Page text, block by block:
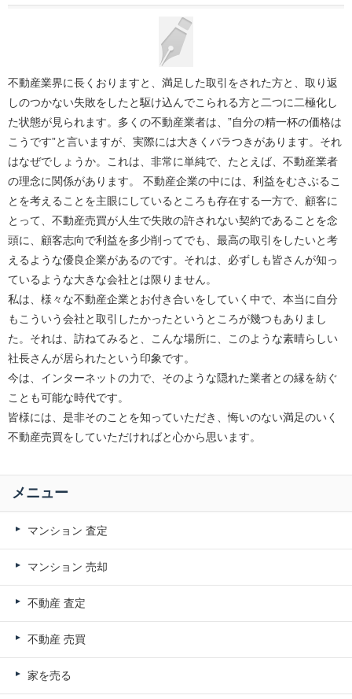
不動産業界に長くおりますと、満足した取引をされた方と、取り返
しのつかない失敗をしたと駆け込んでこられる方と二つに二極化し
た状態が見られます。多くの不動産業者は、”自分の精一杯の価格は
こうです”と言いますが、実際には大きくバラつきがあります。それ
はなぜでしょうか。これは、非常に単純で、たとえば、不動産業者
の理念に関係があります。 不動産企業の中には、利益をむさぶるこ
とを考えることを主眼にしているところも存在する一方で、顧客に
とって、不動産売買が人生で失敗の許されない契約であることを念
頭に、顧客志向で利益を多少削ってでも、最高の取引をしたいと考
えるような優良企業があるのです。それは、必ずしも皆さんが知っ
ているような大きな会社とは限りません。
私は、様々な不動産企業とお付き合いをしていく中で、本当に自分
もこういう会社と取引したかったというところが幾つもありまし
た。それは、訪ねてみると、こんな場所に、このような素晴らしい
社長さんが居られたという印象です。
今は、インターネットの力で、そのような隠れた業者との縁を紡ぐ
ことも可能な時代です。
皆様には、是非そのことを知っていただき、悔いのない満足のいく
不動産売買をしていただければと心から思います。
メニュー
マンション 査定
マンション 売却
不動産 査定
不動産 売買
家を売る